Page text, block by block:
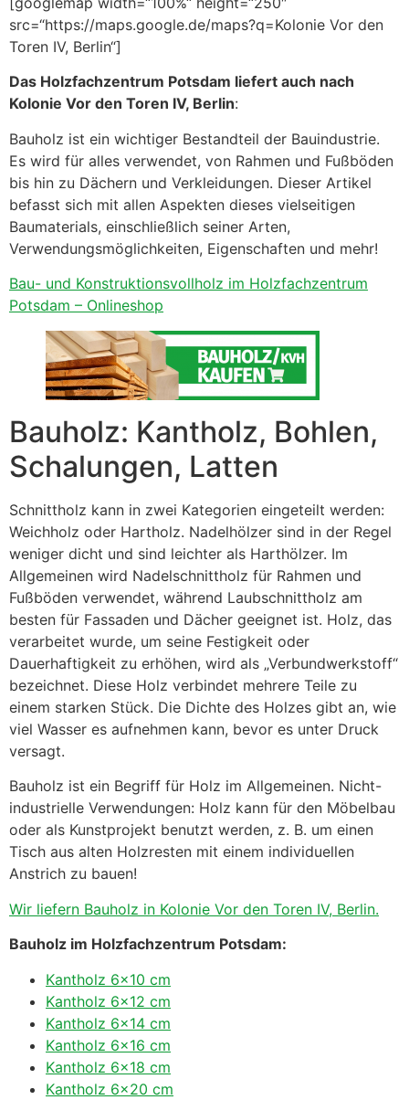
src=“https://maps.google.de/maps?q=Kolonie Vor den
Toren IV, Berlin“]
Das Holzfachzentrum Potsdam liefert auch nach
Kolonie Vor den Toren IV, Berlin:
Bauholz ist ein wichtiger Bestandteil der Bauindustrie.
Es wird für alles verwendet, von Rahmen und Fußböden
bis hin zu Dächern und Verkleidungen. Dieser Artikel
befasst sich mit allen Aspekten dieses vielseitigen
Baumaterials, einschließlich seiner Arten,
Verwendungsmöglichkeiten, Eigenschaften und mehr!
Bau- und Konstruktionsvollholz im Holzfachzentrum
Potsdam – Onlineshop
Bauholz: Kantholz, Bohlen,
Schalungen, Latten
Schnittholz kann in zwei Kategorien eingeteilt werden:
Weichholz oder Hartholz. Nadelhölzer sind in der Regel
weniger dicht und sind leichter als Harthölzer. Im
Allgemeinen wird Nadelschnittholz für Rahmen und
Fußböden verwendet, während Laubschnittholz am
besten für Fassaden und Dächer geeignet ist. Holz, das
verarbeitet wurde, um seine Festigkeit oder
Dauerhaftigkeit zu erhöhen, wird als „Verbundwerkstoff“
bezeichnet. Diese Holz verbindet mehrere Teile zu
einem starken Stück. Die Dichte des Holzes gibt an, wie
viel Wasser es aufnehmen kann, bevor es unter Druck
versagt.
Bauholz ist ein Begriff für Holz im Allgemeinen. Nicht-
industrielle Verwendungen: Holz kann für den Möbelbau
oder als Kunstprojekt benutzt werden, z. B. um einen
Tisch aus alten Holzresten mit einem individuellen
Anstrich zu bauen!
Wir liefern Bauholz in Kolonie Vor den Toren IV, Berlin.
Bauholz im Holzfachzentrum Potsdam:
Kantholz 6×10 cm
Kantholz 6×12 cm
Kantholz 6×14 cm
Kantholz 6×16 cm
Kantholz 6×18 cm
Kantholz 6×20 cm